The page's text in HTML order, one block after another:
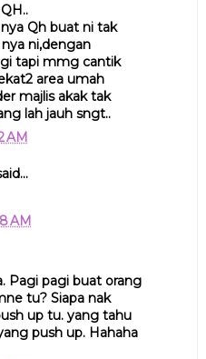
Qh buat ni tak
ni,dengan
tapi mmg cantik
area umah
majlis akak tak
lah jauh sngt..
AM
AM
Pagi pagi buat orang
tu? Siapa nak
up tu. yang tahu
push up. Hahaha